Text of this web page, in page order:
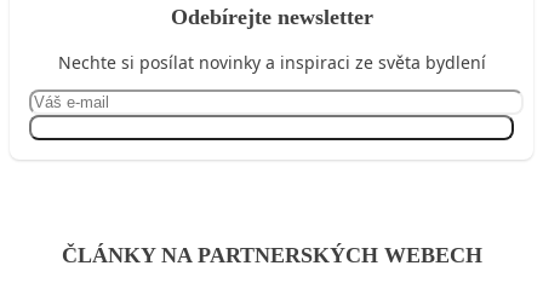
Odebírejte newsletter
Nechte si posílat novinky a inspiraci ze světa bydlení
ČLÁNKY NA PARTNERSKÝCH WEBECH